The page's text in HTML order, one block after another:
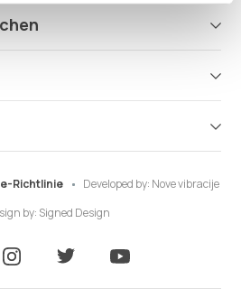
Richtlinie Developed by: Nove vibracije
by: Signed Design